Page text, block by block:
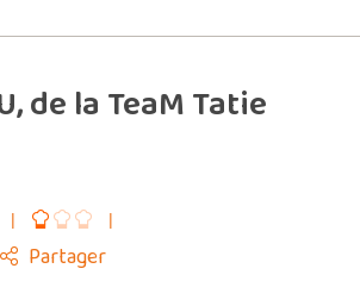
de la TeaM Tatie
Partager